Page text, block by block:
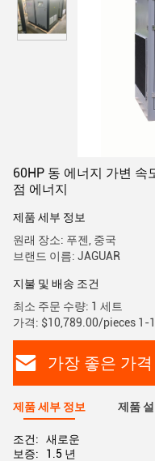
60HP 동 에너지 가변 속
점 에너지
제품 세부 정보
원래 장소: 푸젠, 중국
브랜드 이름: JAGUAR
지불 및 배송 조건
최소 주문 수량: 1 세트
가격: $10,789.00/pieces 1-
가장 좋은 가
제품 세부 정보 제품
조건:
새로운
보증:
1.5 년